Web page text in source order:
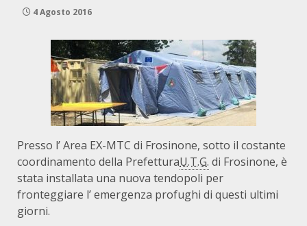
4 Agosto 2016
Presso l’ Area EX-MTC di Frosinone, sotto il costante
coordinamento della PrefetturaU.T.G. di Frosinone, è
stata installata una nuova tendopoli per
fronteggiare l’ emergenza profughi di questi ultimi
giorni.